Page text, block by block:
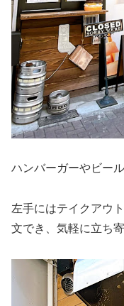
ハンバーガーやビー
左手にはテイクアウ
文でき、気軽に立ち寄